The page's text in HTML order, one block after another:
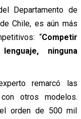
Departamento de
Chile, es aún más
“Competir
ninguna
remarcó las
otros modelos.
orden de 500 mil